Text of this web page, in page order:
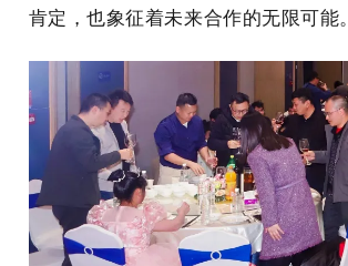
肯定，也象征着未来合作的无限可能。